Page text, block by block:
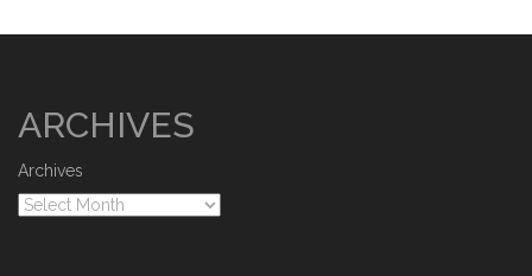
ARCHIVES
Archives